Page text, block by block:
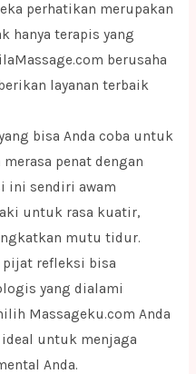
perhatikan merupakan
hanya terapis yang
berusaha
layanan terbaik
bisa Anda coba untuk
penat dengan
ini sendiri awam
untuk rasa kuatir,
mutu tidur.
refleksi bisa
yang dialami
Massageku.com Anda
untuk menjaga
Anda.